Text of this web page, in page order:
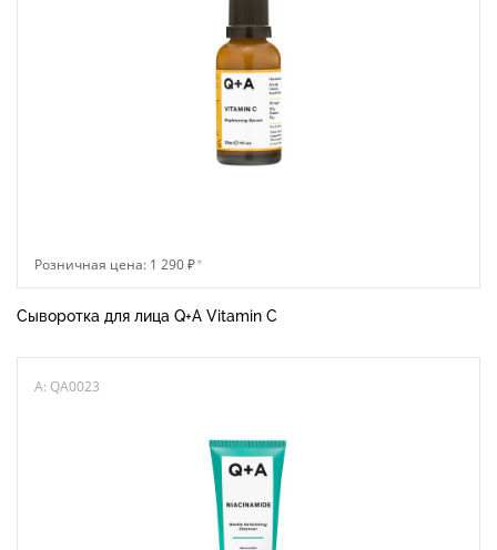
Розничная цена: 1 290 ₽*
Сыворотка для лица Q+A Vitamin C
A: QA0023